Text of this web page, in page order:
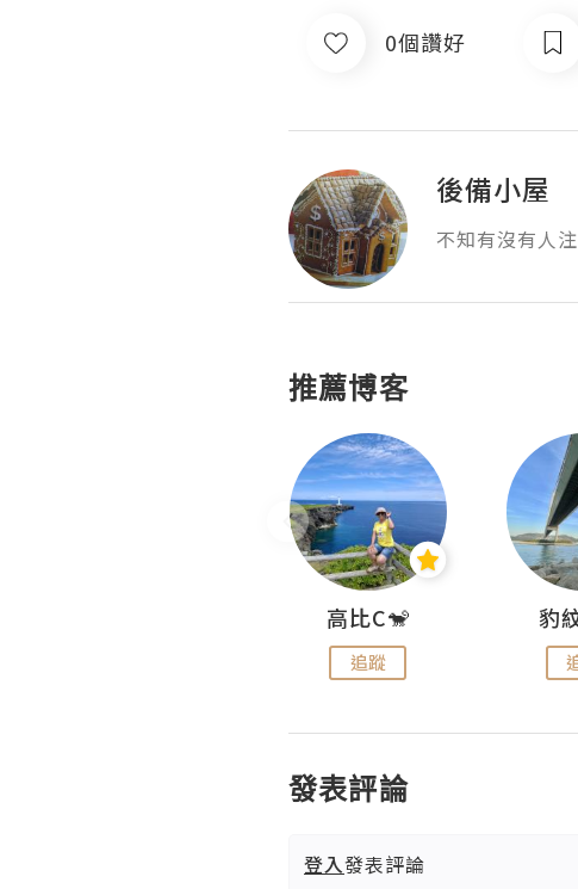
0個讚好
後備小屋
不知有沒有人
推薦博客
高比C🐒
追蹤
豹
發表評論
登入發表評論